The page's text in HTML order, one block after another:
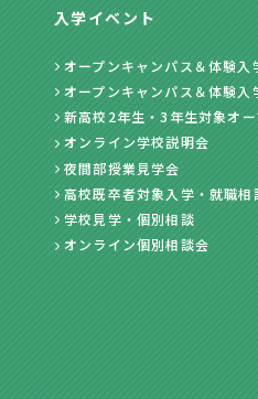
入学イベント
オープンキャンパス＆体験入
オープンキャンパス＆体験入
新高校2年生・3年生対象オ
オンライン学校説明会
夜間部授業見学会
高校既卒者対象入学・就職相
学校見学・個別相談
オンライン個別相談会